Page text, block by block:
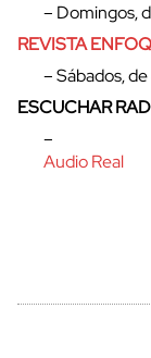
– Domingos,
REVISTA
– Sábados,
ESCUCHAR
–
Audio Real